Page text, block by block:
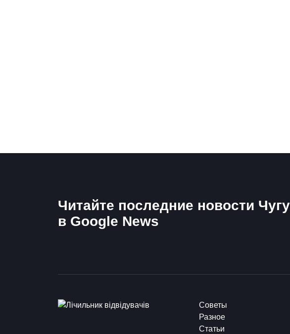
Читайте последние новости
в Google News
Советы
Разное
Статьи